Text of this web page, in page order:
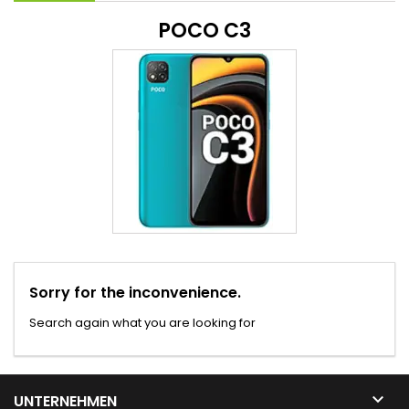
POCO C3
Sorry for the inconvenience.
Search again what you are looking for
UNTERNEHMEN 